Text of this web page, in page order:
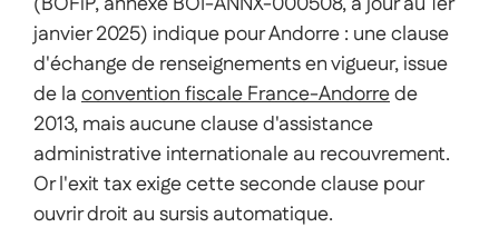
janvier 2025) indique pour Andorre : une clause
d'échange de renseignements en vigueur, issue
de laconvention fiscale France-Andorrede
2013, mais aucune clause d'assistance
administrative internationale au recouvrement.
Or l'exit tax exige cette seconde clause pour
ouvrir droit au sursis automatique.